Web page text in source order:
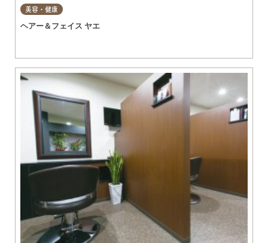
美容・健康
ヘアー＆フェイス ヤエ